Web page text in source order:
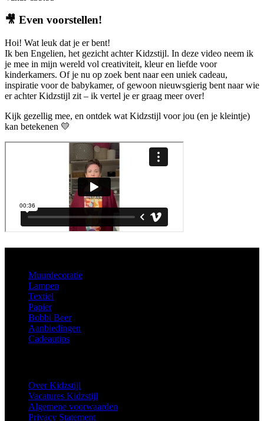
gekozen
worden
de
productpagina
🎥 Even voorstellen!
Hoi! Wat leuk dat je er bent!
Ik ben Engelien, het gezicht achter Kidzstijl. In deze video neem ik
je mee in mijn wereld vol creativiteit, kleur en liefde voor
kinderkamers. Of je nu op zoek bent naar een uniek cadeau,
inspiratie voor de babykamer, of gewoon nieuwsgierig bent naar wie
er achter Kidzstijl zit – ik vertel je er graag meer over!
Kijk gezellig mee, en ontdek wat Kidzstijl voor jou (en je kleintje)
kan betekenen 💛
Muurdecoratie
Lampen
Textiel
Papier
Bobbi Beer
Aanbiedingen
Cadeautips
Over Kidzstijl
Vacatures Kidzstijl
Algemene voorwaarden
Privacy Statement